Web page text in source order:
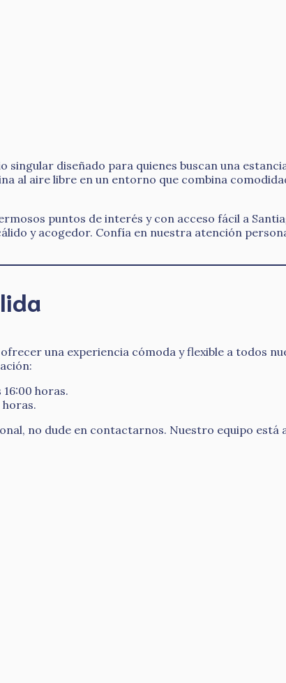
singular diseñado para quienes buscan una
al aire libre en un entorno que combina
puntos de interés y con acceso fácil a
y acogedor. Confía en nuestra atención
ofrecer una experiencia cómoda y flexible a todos
horas.
horas.
no dude en contactarnos. Nuestro equipo está